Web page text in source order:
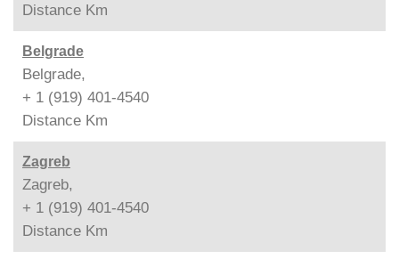
Distance Km
Belgrade
Belgrade,
+ 1 (919) 401-4540
Distance Km
Zagreb
Zagreb,
+ 1 (919) 401-4540
Distance Km